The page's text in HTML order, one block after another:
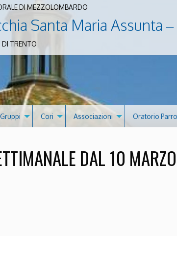
DI MEZZOLOMBARDO
Santa Maria Assunta
DI TRENTO
Gruppi Cori Associazioni Oratorio
DAL 10